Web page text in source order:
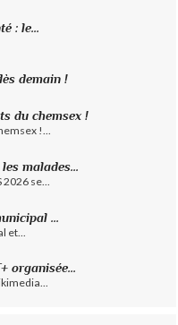
: le...
demain !
du chemsex !
!...
malades...
se...
...
organisée...